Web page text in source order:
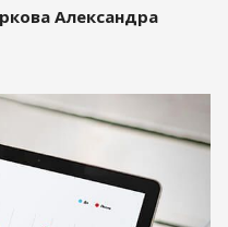
Александра